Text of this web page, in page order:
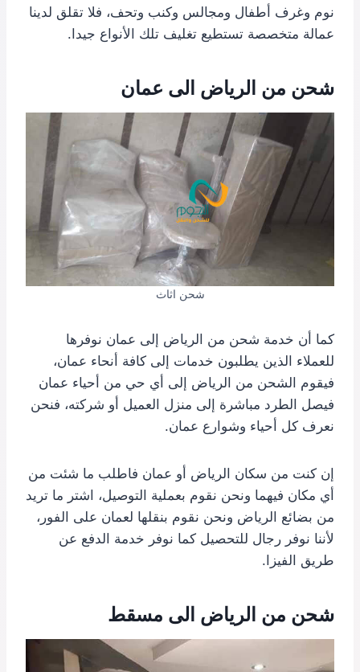
نوم وغرف أطفال ومجالس وكنب وتحف، فلا تقلق لدينا
عمالة متخصصة تستطيع تغليف تلك الأنواع جيدا.
شحن من الرياض الى عمان
شحن اثاث
كما أن خدمة شحن من الرياض إلى عمان نوفرها
للعملاء الذين يطلبون خدمات إلى كافة أنحاء عمان،
فيقوم الشحن من الرياض إلى أي حي من أحياء عمان
فيصل الطرد مباشرة إلى منزل العميل أو شركته، فنحن
نعرف كل أحياء وشوارع عمان.
إن كنت من سكان الرياض أو عمان فاطلب ما شئت من
أي مكان فيهما ونحن نقوم بعملية التوصيل، اشتر ما تريد
من بضائع الرياض ونحن نقوم بنقلها لعمان على الفور،
لأننا نوفر رجال للتحصيل كما نوفر خدمة الدفع عن
طريق الفيزا.
شحن من الرياض الى مسقط